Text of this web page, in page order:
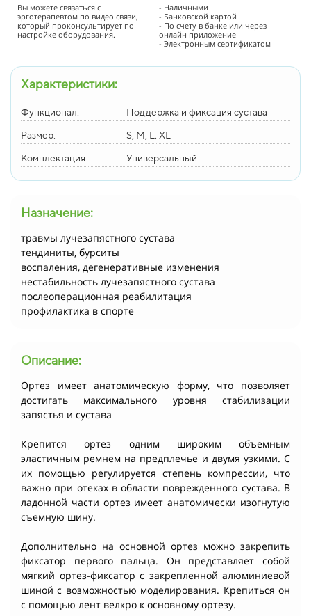
Вы можете связаться с
эрготерапевтом по видео связи,
который проконсультирует по
настройке оборудования.
- Наличными
- Банковской картой
- По счету в банке или через
онлайн приложение
- Электронным сертификатом
Характеристики:
Функционал: Поддержка и фиксация сустава
Размер: S, M, L, XL
Комплектация: Универсальный
Назначение:
травмы лучезапястного сустава
тендиниты, бурситы
воспаления, дегенеративные изменения
нестабильность лучезапястного сустава
послеоперационная реабилитация
профилактика в спорте
Описание:
Ортез имеет анатомическую форму, что позволяет
достигать максимального уровня стабилизации
запястья и сустава
Крепится ортез одним широким объемным
эластичным ремнем на предплечье и двумя узкими. С
их помощью регулируется степень компрессии, что
важно при отеках в области поврежденного сустава. В
ладонной части ортез имеет анатомически изогнутую
съемную шину.
Дополнительно на основной ортез можно закрепить
фиксатор первого пальца. Он представляет собой
мягкий ортез-фиксатор с закрепленной алюминиевой
шиной с возможностью моделирования. Крепиться он
с помощью лент велкро к основному ортезу.